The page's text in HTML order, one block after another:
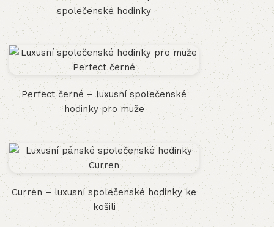
společenské hodinky
Perfect černé – luxusní společenské
hodinky pro muže
Curren – luxusní společenské hodinky ke
košili